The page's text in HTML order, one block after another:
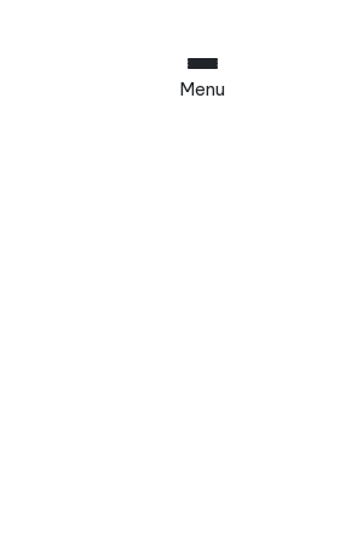
Menu